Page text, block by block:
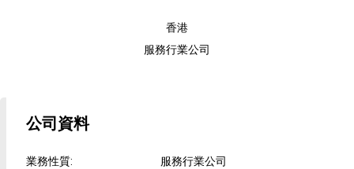
香港
服務行業公司
公司資料
業務性質:
服務行業公司